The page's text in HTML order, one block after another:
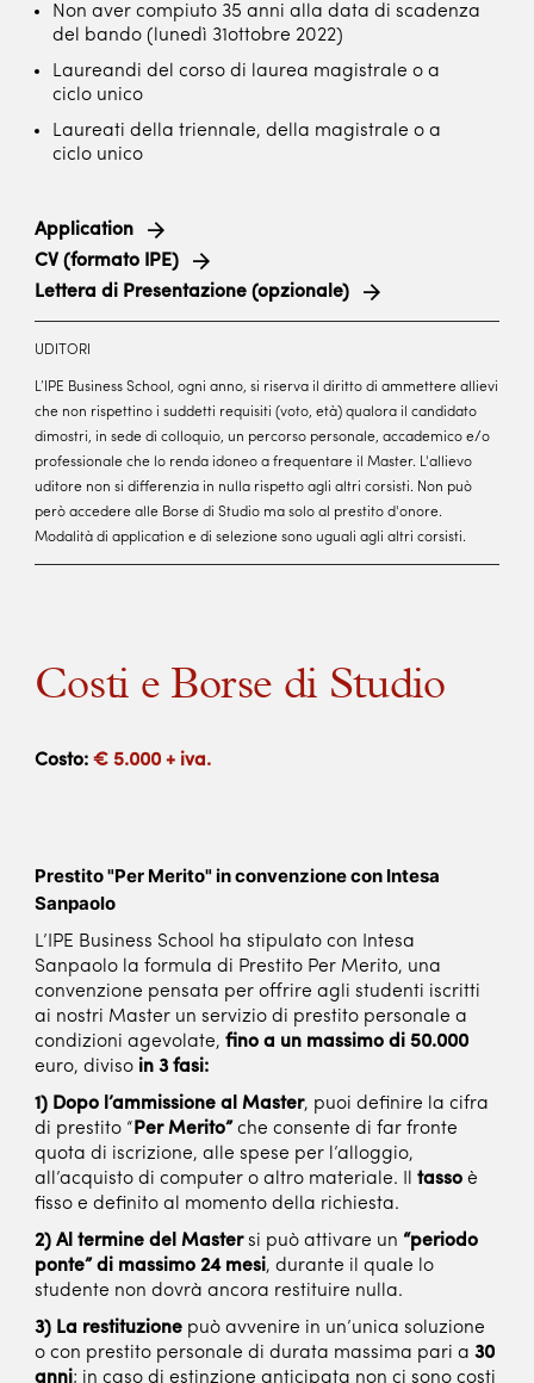
Non aver compiuto 35 anni alla data di scadenza
del bando (lunedì 31ottobre 2022)
Laureandi del corso di laurea magistrale o a
ciclo unico
Laureati della triennale, della magistrale o a
ciclo unico
Application
CV (formato IPE)
Lettera di Presentazione (opzionale)
UDITORI
L’IPE Business School, ogni anno, si riserva il diritto di ammettere allievi
che non rispettino i suddetti requisiti (voto, età) qualora il candidato
dimostri, in sede di colloquio, un percorso personale, accademico e/o
professionale che lo renda idoneo a frequentare il Master. L'allievo
uditore non si differenzia in nulla rispetto agli altri corsisti. Non può
però accedere alle Borse di Studio ma solo al prestito d'onore.
Modalità di application e di selezione sono uguali agli altri corsisti.
Costi e Borse di Studio
Costo: € 5.000 + iva.
Prestito "Per Merito" in convenzione con Intesa
Sanpaolo
L’IPE Business School ha stipulato con Intesa
Sanpaolo la formula di Prestito Per Merito, una
convenzione pensata per offrire agli studenti iscritti
ai nostri Master un servizio di prestito personale a
condizioni agevolate, fino a un massimo di 50.000
euro, diviso in 3 fasi:
1) Dopo l’ammissione al Master, puoi definire la cifra
di prestito “Per Merito” che consente di far fronte
quota di iscrizione, alle spese per l’alloggio,
all’acquisto di computer o altro materiale. Il tasso è
fisso e definito al momento della richiesta.
2) Al termine del Mastersi può attivare un “periodo
ponte” di massimo 24 mesi, durante il quale lo
studente non dovrà ancora restituire nulla.
3) La restituzionepuò avvenire in un’unica soluzione
o con prestito personale di durata massima pari a 30
anni; in caso di estinzione anticipata non ci sono costi